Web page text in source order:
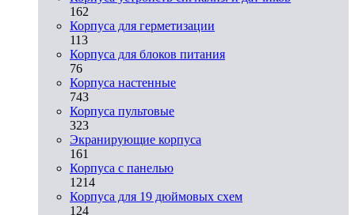
162
Корпуса для герметизации
113
Корпуса для блоков питания
76
Корпуса настенные
743
Корпуса пультовые
323
Экранирующие корпуса
161
Корпуса с панелью
1214
Корпуса для 19 дюймовых схем
124